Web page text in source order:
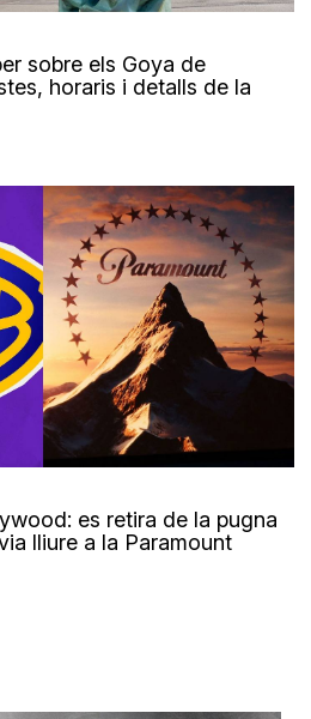
sobre els Goya de
horaris i detalls de la
es retira de la pugna
lliure a la Paramount